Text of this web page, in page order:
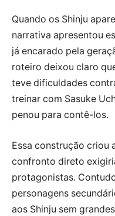
Quando os Shinju
narrativa apresentou
já encarado pela
roteiro deixou claro
teve dificuldades
treinar com Sasuke
penou para contê-los.
Essa construção criou
confronto direto
protagonistas.
personagens
aos Shinju sem